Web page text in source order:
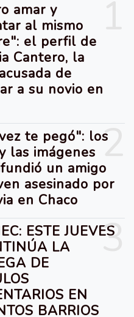
amar y
al mismo
el perfil de
Cantero, la
de
a su novio en
2
te pegó": los
las imágenes
un amigo
asesinado por
en Chaco
3
ESTE JUEVES
LA
DE
EN
BARRIOS